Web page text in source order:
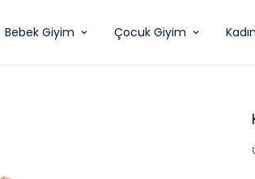
Bebek Giyim Çocuk Giyim